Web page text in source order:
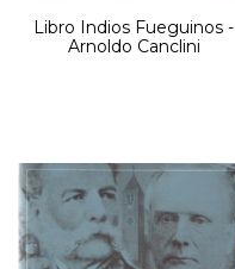
Libro Indios Fueguinos -
Arnoldo Canclini